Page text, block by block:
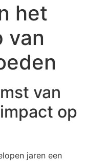
het
van
van
op
jaren een